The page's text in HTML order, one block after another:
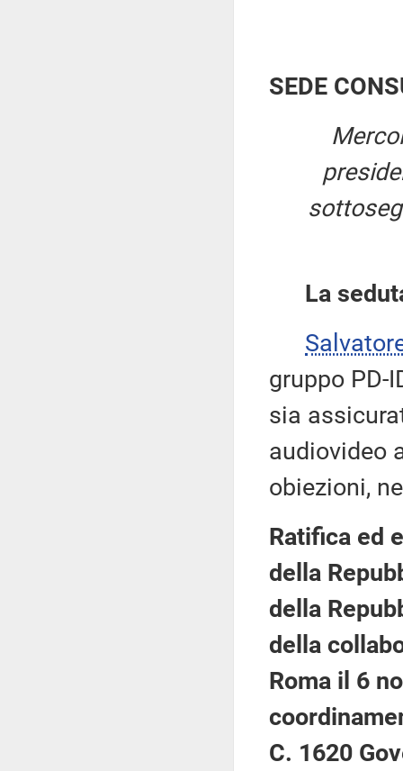
SEDE
La
gruppo PD-
sia
audiovideo
obiezioni,
Ratifica ed
della
della
della
Roma il 6
C. 1620